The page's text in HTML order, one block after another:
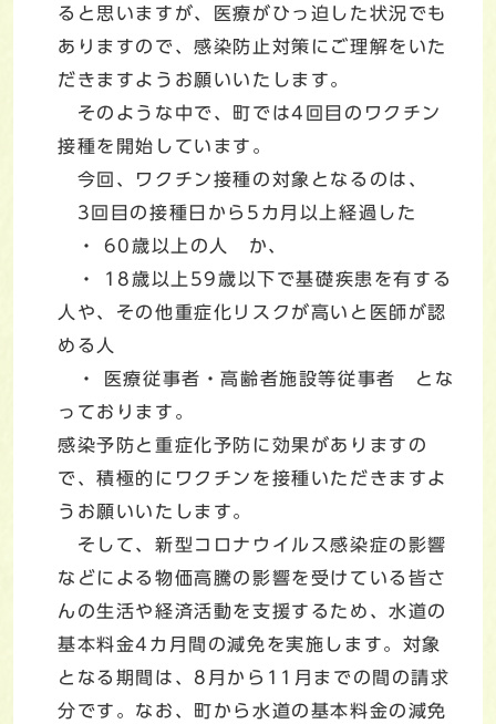
ると思いますが、医療がひっ迫した状況でも
ありますので、感染防止対策にご理解をいた
だきますようお願いいたします。
そのような中で、町では4回目のワクチン
接種を開始しています。
今回、ワクチン接種の対象となるのは、
3回目の接種日から5カ月以上経過した
・ 60歳以上の人 か、
・ 18歳以上59歳以下で基礎疾患を有する
人や、その他重症化リスクが高いと医師が認
める人
・ 医療従事者・高齢者施設等従事者 とな
っております。
感染予防と重症化予防に効果がありますの
で、積極的にワクチンを接種いただきますよ
うお願いいたします。
そして、新型コロナウイルス感染症の影響
などによる物価高騰の影響を受けている皆さ
んの生活や経済活動を支援するため、水道の
基本料金4カ月間の減免を実施します。対象
となる期間は、8月から11月までの間の請求
分です。なお、町から水道の基本料金の減免